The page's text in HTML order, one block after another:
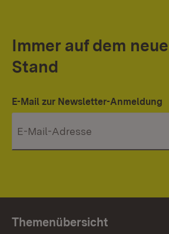
Immer auf dem
Stand
E-Mail zur Newsletter-Anmeldung
Themenübersicht